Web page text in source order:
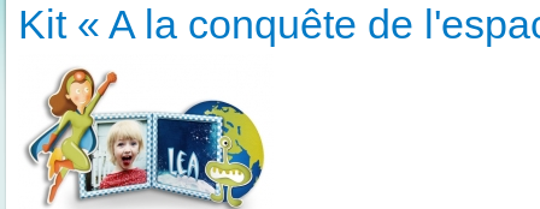
Kit « A la conquête de